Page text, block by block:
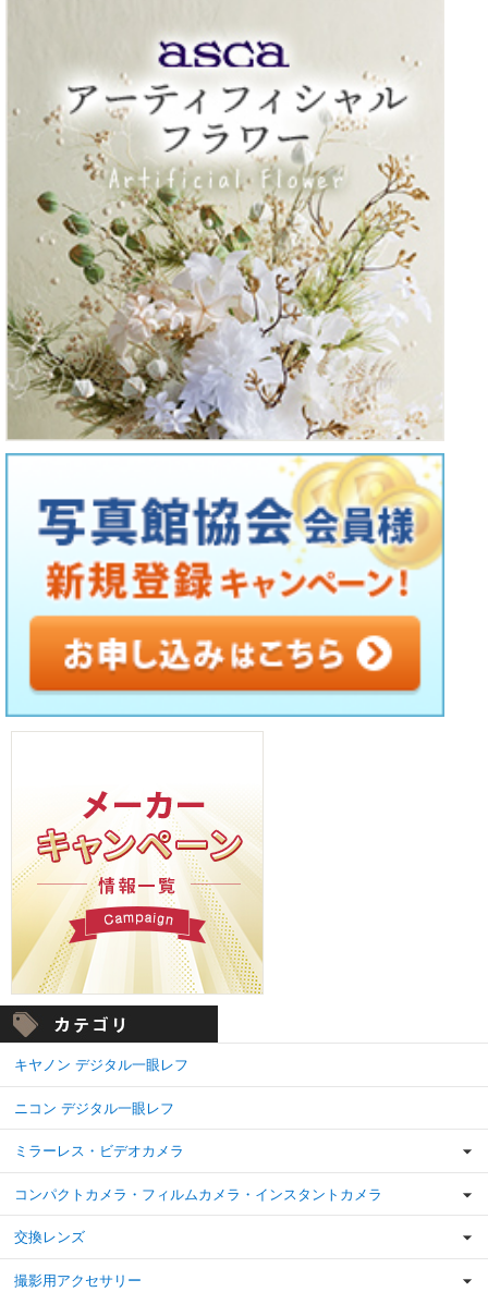
キヤノン デジタル一眼レフ
ニコン デジタル一眼レフ
ミラーレス・ビデオカメラ
コンパクトカメラ・フィルムカメラ・インスタントカメラ
交換レンズ
撮影用アクセサリー